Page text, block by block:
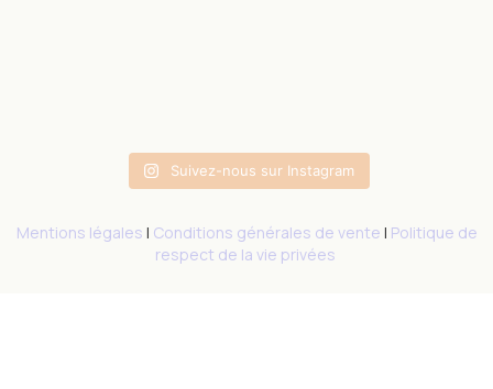
Suivez-nous sur Instagram
Mentions légales | Conditions générales de vente | Politique de
respect de la vie privées